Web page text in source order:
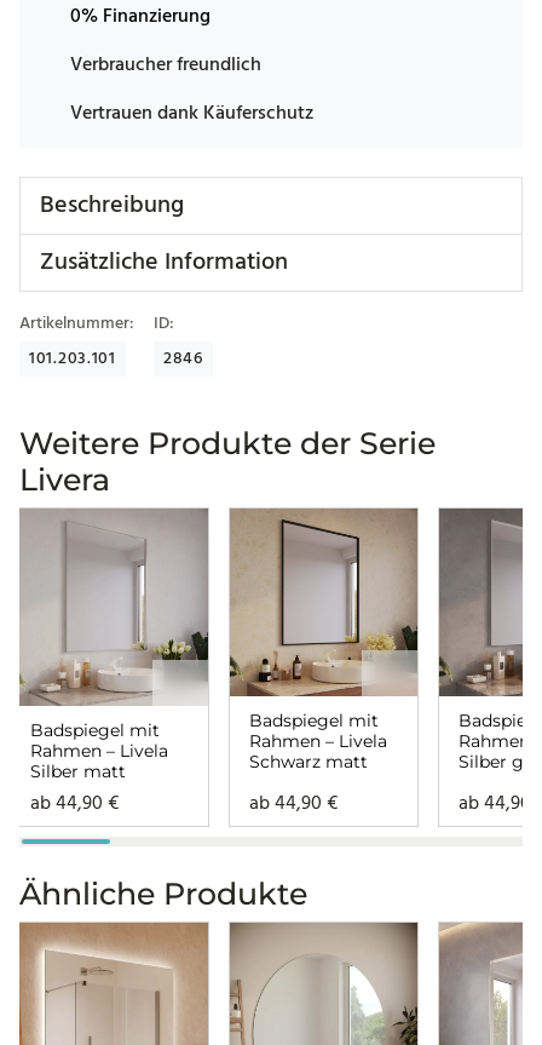
0% Finanzierung
Verbraucher freundlich
Vertrauen dank Käuferschutz
Beschreibung
Zusätzliche Information
Artikelnummer:
101.203.101
ID:
2846
Weitere Produkte der Serie
Livera
Badspiegel mit
Rahmen – Livela
Silber matt
ab44,90€
Badspiegel mit
Rahmen – Livela
Schwarz matt
ab44,90€
Rahmen
Silber
ab44,90
Ähnliche Produkte